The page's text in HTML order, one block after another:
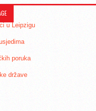
u Leipzigu
poruka
države